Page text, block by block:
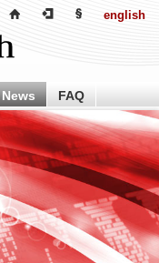
english
News
FAQ